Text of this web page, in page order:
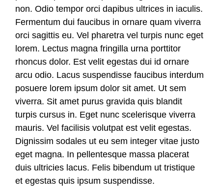
non. Odio tempor orci dapibus ultrices in iaculis.
Fermentum dui faucibus in ornare quam viverra
orci sagittis eu. Vel pharetra vel turpis nunc eget
lorem. Lectus magna fringilla urna porttitor
rhoncus dolor. Est velit egestas dui id ornare
arcu odio. Lacus suspendisse faucibus interdum
posuere lorem ipsum dolor sit amet. Ut sem
viverra. Sit amet purus gravida quis blandit
turpis cursus in. Eget nunc scelerisque viverra
mauris. Vel facilisis volutpat est velit egestas.
Dignissim sodales ut eu sem integer vitae justo
eget magna. In pellentesque massa placerat
duis ultricies lacus. Felis bibendum ut tristique
et egestas quis ipsum suspendisse.